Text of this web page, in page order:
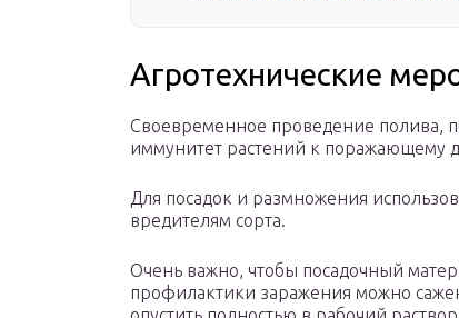
Агротехнические
Своевременное проведение полива,
иммунитет растений к поражающему
Для посадок и размножения
вредителям сорта.
Очень важно, чтобы посадочный
профилактики заражения можно